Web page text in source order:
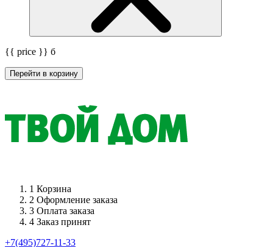
{{ price }} б
Перейти в корзину
1 Корзина
2 Оформление заказа
3 Оплата заказа
4 Заказ принят
+7(495)727-11-33